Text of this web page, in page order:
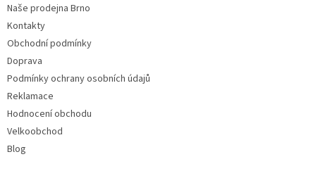
Naše prodejna Brno
Kontakty
Obchodní podmínky
Doprava
Podmínky ochrany osobních údajů
Reklamace
Hodnocení obchodu
Velkoobchod
Blog